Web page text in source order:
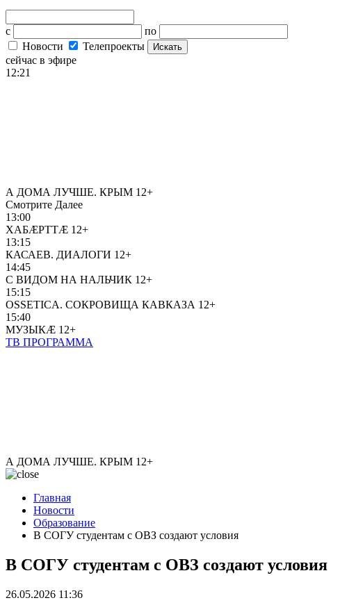
с
по
Новости
Телепроекты Искать
сейчас в эфире
12:21
А ДОМА ЛУЧШЕ. КРЫМ 12+
Смотрите Далее
13:00
ХАБӔРТТӔ 12+
13:15
КАСАЕВ. ДИАЛОГИ 12+
14:45
С ВИДОМ НА НАЛЬЧИК 12+
15:15
OSSETICA. СОКРОВИЩА КАВКАЗА 12+
15:40
МУЗЫКÆ 12+
ТВ ПРОГРАММА
А ДОМА ЛУЧШЕ. КРЫМ 12+
Главная
Новости
Образование
В СОГУ студентам с ОВЗ создают условия
В СОГУ студентам с ОВЗ создают условия
26.05.2026 11:36